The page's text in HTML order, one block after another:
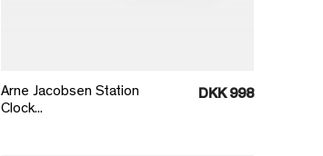
Arne Jacobsen Station
Clock...
DKK 998